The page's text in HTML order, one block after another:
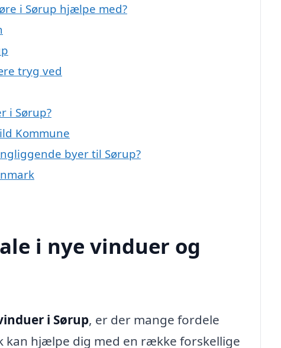
i Sørup hjælpe med?
tryg ved
i Sørup?
Kommune
byer til Sørup?
i nye vinduer og
i Sørup, er der mange fordele
kan hjælpe dig med en række forskellige